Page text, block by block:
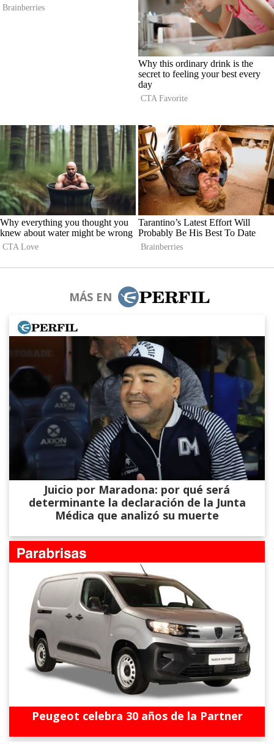
MÁS EN
Juicio por Maradona: por qué será
determinante la declaración de la Junta
Médica que analizó su muerte
Peugeot celebra 30 años de la Partner